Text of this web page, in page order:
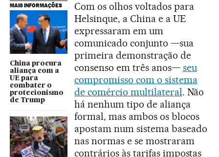
MAIS INFORMAÇÕES
China procura
aliança com a
UE para
combater o
protecionismo
de Trump
Com os olhos voltados para
Helsinque, a China e a UE
expressaram em um
comunicado conjunto —sua
primeira demonstração de
consenso em três anos— seu
compromisso com o sistema
de comércio multilateral. Não
há nenhum tipo de aliança
formal, mas ambos os blocos
apostam num sistema baseado
nas normas e se mostraram
contrários às tarifas impostas